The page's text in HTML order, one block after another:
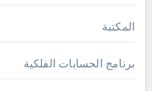
المكتبة
برنامج الحسابات الفلكية